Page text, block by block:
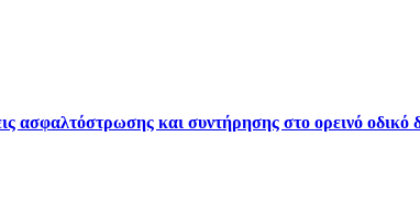
και συντήρησης στο ορεινό οδικό